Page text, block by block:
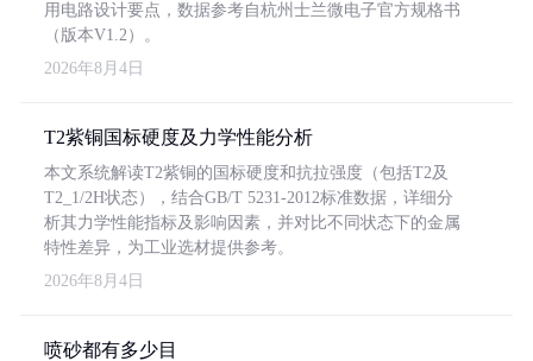
用电路设计要点，数据参考自杭州士兰微电子官方规格书
（版本V1.2）。
2026年8月4日
T2紫铜国标硬度及力学性能分析
本文系统解读T2紫铜的国标硬度和抗拉强度（包括T2及
T2_1/2H状态），结合GB/T 5231-2012标准数据，详细分
析其力学性能指标及影响因素，并对比不同状态下的金属
特性差异，为工业选材提供参考。
2026年8月4日
喷砂都有多少目